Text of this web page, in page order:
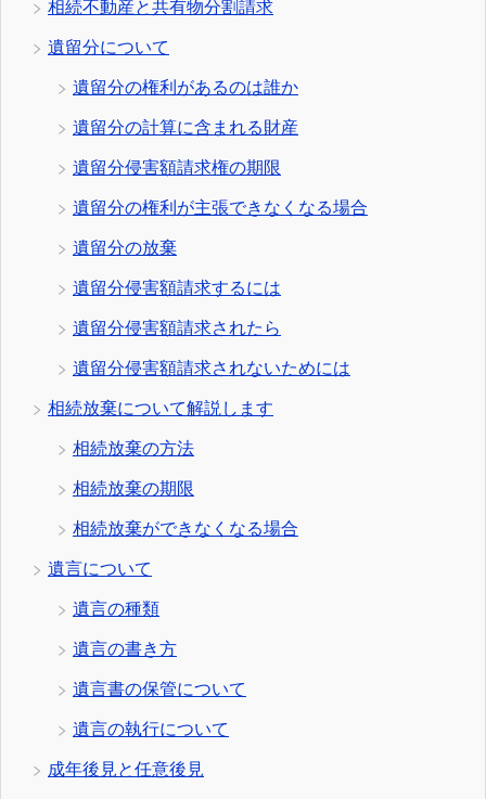
相続不動産と共有物分割請求
遺留分について
遺留分の権利があるのは誰か
遺留分の計算に含まれる財産
遺留分侵害額請求権の期限
遺留分の権利が主張できなくなる場合
遺留分の放棄
遺留分侵害額請求するには
遺留分侵害額請求されたら
遺留分侵害額請求されないためには
相続放棄について解説します
相続放棄の方法
相続放棄の期限
相続放棄ができなくなる場合
遺言について
遺言の種類
遺言の書き方
遺言書の保管について
遺言の執行について
成年後見と任意後見